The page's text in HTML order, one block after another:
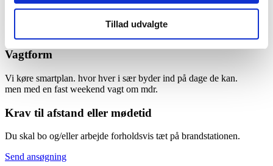
Tillad udvalgte
Årlige udrykninger
Vagtform
Vi køre smartplan. hvor hver i sær byder ind på dage de kan.
men med en fast weekend vagt om mdr.
Krav til afstand eller mødetid
Du skal bo og/eller arbejde forholdsvis tæt på brandstationen.
Send ansøgning